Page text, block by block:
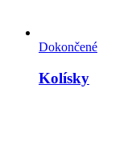
Dokončené
Kolísky